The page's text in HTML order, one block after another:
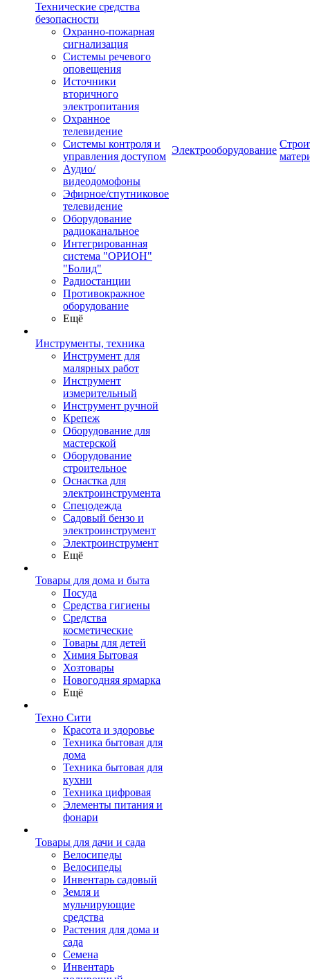
Технические средства
безопасности
Охранно-пожарная
сигнализация
Системы речевого
оповещения
Источники
вторичного
электропитания
Охранное
телевидение
Системы контроля и
управления доступом
Аудио/
видеодомофоны
Эфирное/спутниковое
телевидение
Оборудование
радиоканальное
Интегрированная
система "ОРИОН"
"Болид"
Радиостанции
Противокражное
оборудование
Ещё
Инструменты, техника
Инструмент для
малярных работ
Инструмент
измерительный
Инструмент ручной
Крепеж
Оборудование для
мастерской
Оборудование
строительное
Оснастка для
электроинструмента
Спецодежда
Садовый бензо и
электроинструмент
Электроинструмент
Ещё
Товары для дома и быта
Посуда
Средства гигиены
Средства
косметические
Товары для детей
Химия Бытовая
Хозтовары
Новогодняя ярмарка
Ещё
Техно Сити
Красота и здоровье
Техника бытовая для
дома
Техника бытовая для
кухни
Техника цифровая
Элементы питания и
фонари
Товары для дачи и сада
Велосипеды
Велосипеды
Инвентарь садовый
Земля и
мульчирующие
средства
Растения для дома и
сада
Семена
Инвентарь
Электрооборудование